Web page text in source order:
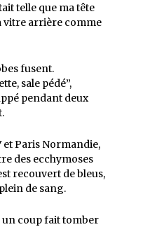
telle que ma tête
vitre arrière comme
fusent.
sale pédé”,
pendant deux
Paris Normandie,
des ecchymoses
recouvert de bleus,
de sang.
un coup fait tomber